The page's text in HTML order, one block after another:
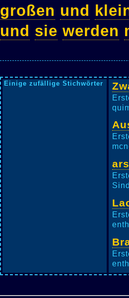
großen und
und sie werden
Einige zufällige Stichwörter